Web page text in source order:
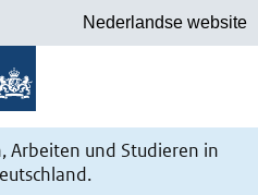
Nederlandse website
Arbeiten und Studieren in